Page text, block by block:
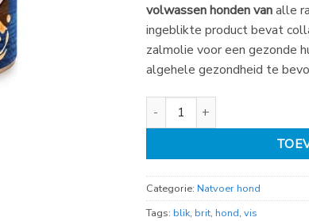
volwassen honden vanalle
ingeblikte product bevat
zalmolie voor een gezonde
algehele gezondheid te
Brit Premium by Nature Fish
Categorie: Natvoer hond
Tags: blik, brit, hond, vis